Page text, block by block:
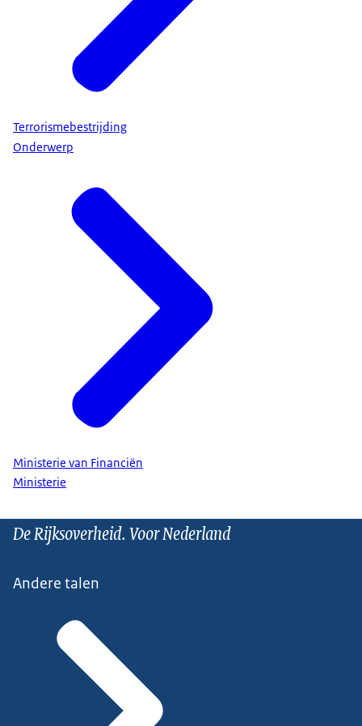
Terrorismebestrijding
Onderwerp
Ministerie van Financiën
Ministerie
De Rijksoverheid. Voor Nederland
Andere talen